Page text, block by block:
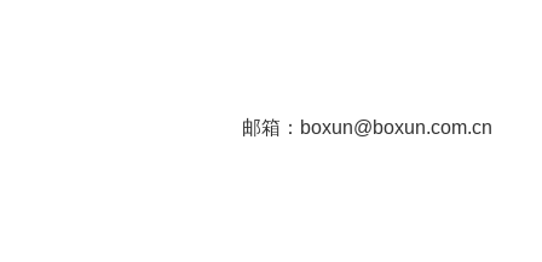
邮箱：boxun@boxun.com.cn